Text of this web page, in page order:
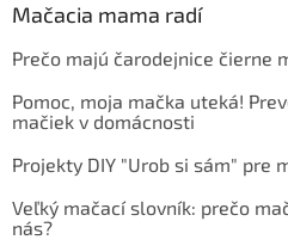
Mačacia mama radí
Prečo majú čarodejnice čierne
Pomoc, moja mačka uteká!
mačiek v domácnosti
Projekty DIY "Urob si sám" pre
Veľký mačací slovník: prečo
nás?